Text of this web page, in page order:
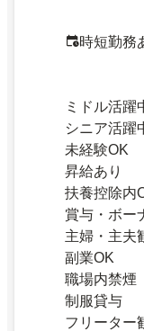
時短勤務
ミドル活躍
シニア活躍
未経験OK
昇給あり
扶養控除内
賞与・ボー
主婦・主夫
副業OK
職場内禁煙
制服貸与
フリーター